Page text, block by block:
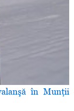
în Munţii